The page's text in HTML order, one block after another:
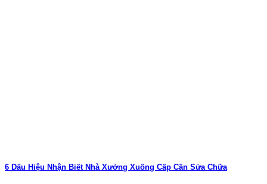
6 Dấu Hiệu Nhận Biết Nhà Xưởng Xuống Cấp Cần Sửa Chữa